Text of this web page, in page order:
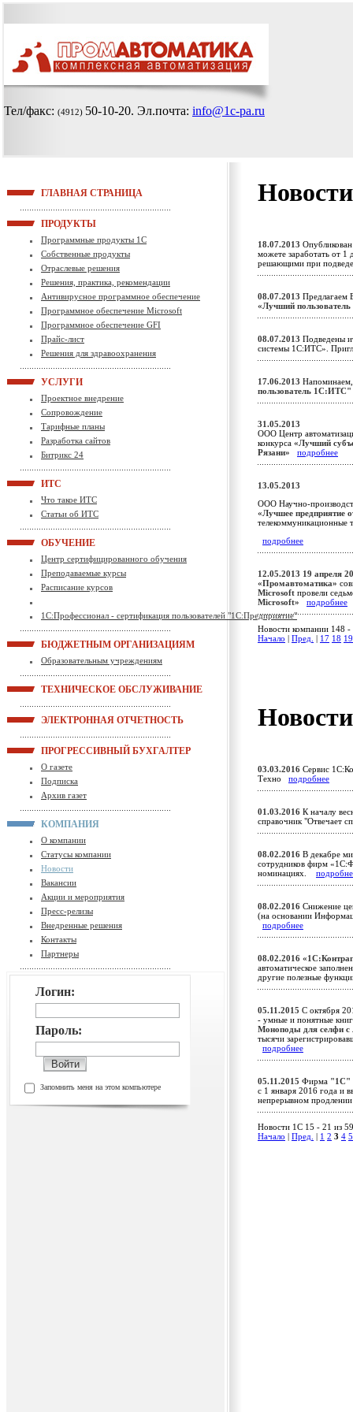
Тел/факс: (4912) 50-10-20. Эл.почта: info@1c-pa.ru
ГЛАВНАЯ СТРАНИЦА
ПРОДУКТЫ
Программные продукты 1С
Собственные продукты
Отраслевые решения
Решения, практика, рекомендации
Антивирусное программное обеспечение
Программное обеспечение Microsoft
Программное обеспечение GFI
Прайс-лист
Решения для здравоохранения
УСЛУГИ
Проектное внедрение
Сопровождение
Тарифные планы
Разработка сайтов
Битрикс 24
ИТС
Что такое ИТС
Статьи об ИТС
ОБУЧЕНИЕ
Центр сертифицированного обучения
Преподаваемые курсы
Расписание курсов
1С:Профессионал - сертификация пользователей "1С:Предприятие"
БЮДЖЕТНЫМ ОРГАНИЗАЦИЯМ
Образовательным учреждениям
ТЕХНИЧЕСКОЕ ОБСЛУЖИВАНИЕ
ЭЛЕКТРОННАЯ ОТЧЕТНОСТЬ
ПРОГРЕССИВНЫЙ БУХГАЛТЕР
О газете
Подписка
Архив газет
КОМПАНИЯ
О компании
Статусы компании
Новости
Вакансии
Акции и мероприятия
Пресс-релизы
Внедренные решения
Контакты
Партнеры
Логин:
Пароль:
Запомнить меня на этом компьютере
18.07.2013
можете заработать от 1
решающими при
08.07.2013 Предлагаем
«Лучший
08.07.2013 Подведены
системы 1С:ИТС».
17.06.2013 Напоминаем,
пользователь 1С:ИТС"
31.05.2013
ООО Центр
конкурса «Лучший
Рязани»
подробнее
13.05.2013
ООО Научно-
«Лучшее предприятие
телекоммуникационные
подробнее
12.05.2013 19 апреля
«Промавтоматика»
Microsoft провели
Microsoft»
подробнее
Новости компании 148 -
Начало
Пред. 17 18 19
03.03.2016 Сервис
Техно подробнее
01.03.2016 К началу
справочник "Отвечает
08.02.2016 В декабре
сотрудников фирм
номинациях.
08.02.2016 Снижение
(на основании
подробнее
08.02.2016
автоматическое
другие полезные
05.11.2015 С октября
- умные и понятные
Моноподы для селфи с
тысячи
подробнее
05.11.2015 Фирма "1С"
c 1 января 2016 года и
непрерывном
Новости 1C 15 - 21 из
Начало
Пред. 1 2 3 4 5